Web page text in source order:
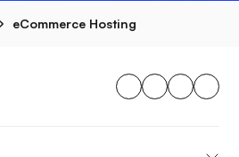
eCommerce Hosting